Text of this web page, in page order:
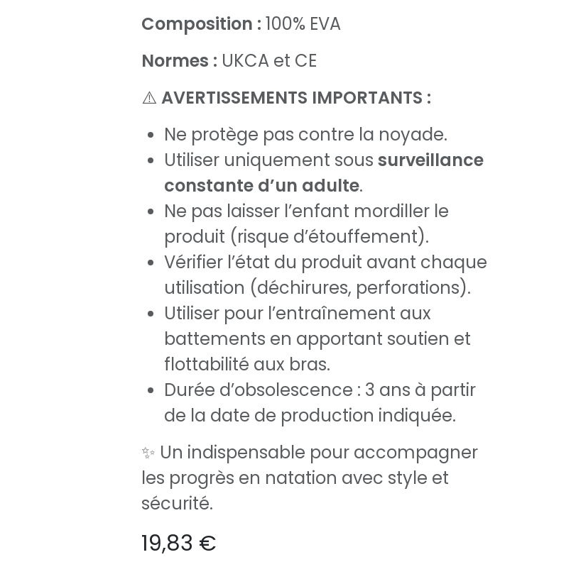
Composition : 100% EVA
Normes : UKCA et CE
⚠️ AVERTISSEMENTS IMPORTANTS :
Ne protège pas contre la noyade.
Utiliser uniquement sous surveillance
constante d’un adulte.
Ne pas laisser l’enfant mordiller le
produit (risque d’étouffement).
Vérifier l’état du produit avant chaque
utilisation (déchirures, perforations).
Utiliser pour l’entraînement aux
battements en apportant soutien et
flottabilité aux bras.
Durée d’obsolescence : 3 ans à partir
de la date de production indiquée.
✨ Un indispensable pour accompagner
les progrès en natation avec style et
sécurité.
19,83 €